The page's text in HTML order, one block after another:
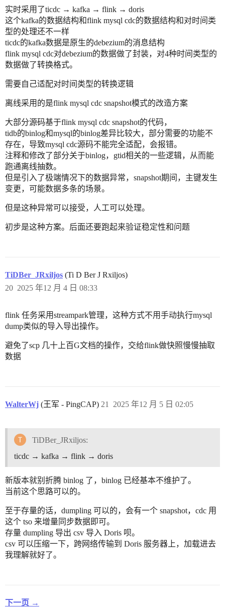
实时采用了ticdc → kafka → flink → doris
这个kafka的数据结构和flink mysql cdc的数据结构和对时间类
型的处理还不一样
ticdc的kafka数据是原生的debezium的消息结构
flink mysql cdc对debezium的数据做了封装，对4种时间类型的
数据做了转换格式。
需要自己适配对时间类型的转换逻辑
离线采用的是flink mysql cdc snapshot模式的改造方案
大部分源码基于flink mysql cdc snapshot的代码，
tidb的binlog和mysql的binlog差异比较大，部分需要的功能不
存在，导致mysql cdc源码不能完全适配，会报错。
注释和修改了部分关于binlog，gtid相关的一些逻辑，从而能
跑通离线抽数。
但是引入了极端情况下的数据异常，snapshot期间，主键发生
变更，可能数据多条的场景。
但是这种异常可以接受，人工可以处理。
初步是这种方案。后面还要跑起来验证稳定性和问题
TiDBer_JRxiljos (Ti D Ber J Rxiljos)
2025 年12 月 4 日 08:33
20
flink 任务采用streampark管理，这种方式不用手动执行mysql
dump类似的导入导出操作。
避免了scp 几十上百G文档的操作，交给flink做快照慢慢抽取
数据
WalterWj (王军 - PingCAP) 2025 年12 月 5 日 02:05
21
TiDBer_JRxiljos:
ticdc → kafka → flink → doris
新版本就别折腾 binlog 了，binlog 已经基本不维护了。
当前这个思路可以的。
至于存量的话，dumpling 可以的，会有一个 snapshot，cdc 用
这个 tso 来增量同步数据即可。
存量 dumpling 导出 csv 导入 Doris 呗。
csv 可以压缩一下，跨网络传输到 Doris 服务器上，加载进去
我理解就好了。
下一页 →